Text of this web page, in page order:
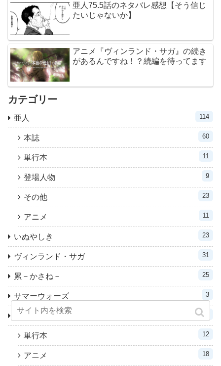
亜人75.5話のネタバレ感想【そう信じ
たいじゃないか】
アニメ『ヴィンランド・サガ』の続き
があるんですね！？続編を待ってます
カテゴリー
亜人 114
本誌 60
単行本 11
登場人物 9
その他 23
アニメ 11
いぬやしき 23
ヴィンランド・サガ 31
累－かさね－ 25
サマーウォーズ 3
3月のライオン 48
単行本 12
アニメ 18